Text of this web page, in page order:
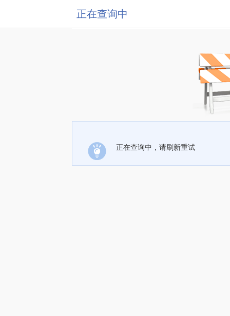
正在查询中
正在查询中，请刷新重试